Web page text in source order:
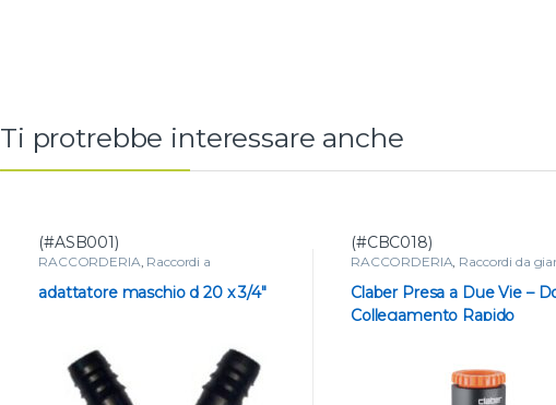
Ti protrebbe interessare anche
(#ASB001)
RACCORDERIA Raccordi a
portagomma x tubo
adattatore maschio d 20 x 3/4″
(#CBC018)
RACCORDERIA Raccordi da
Claber Presa a Due Vie –
Collegamento Rapido